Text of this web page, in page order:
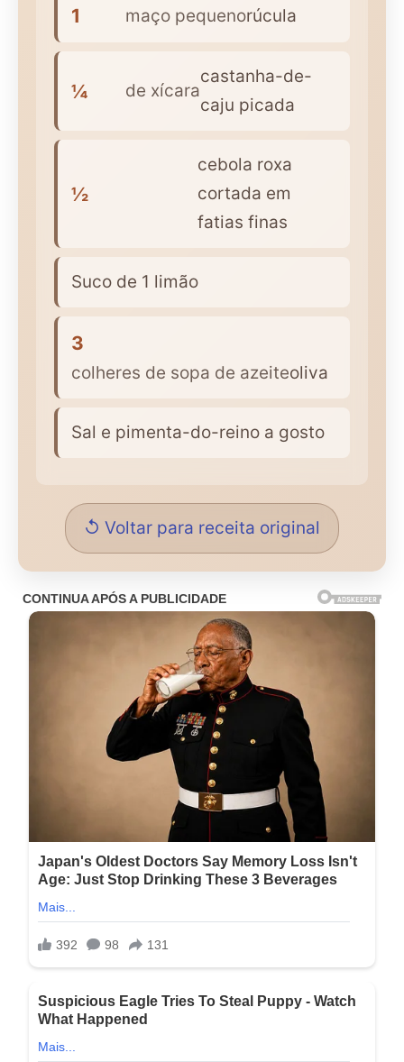
1 maço pequenorúcula
¼ de xícara
castanha-de-
caju picada
½
cebola roxa
cortada em
fatias finas
Suco de 1 limão
3
colheres de sopa de azeiteoliva
Sal e pimenta-do-reino a gosto
↺ Voltar para receita original